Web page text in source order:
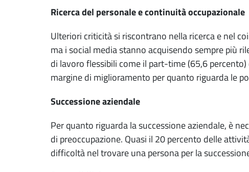
Ricerca del personale e continuità occupazionale
Ulteriori criticità si riscontrano nella ricerca e nel
ma i social media stanno acquisendo sempre più
di lavoro flessibili come il part-time (65,6
margine di miglioramento per quanto riguarda le
Successione aziendale
Per quanto riguarda la successione aziendale, è
di preoccupazione. Quasi il 20 percento delle
difficoltà nel trovare una persona per la